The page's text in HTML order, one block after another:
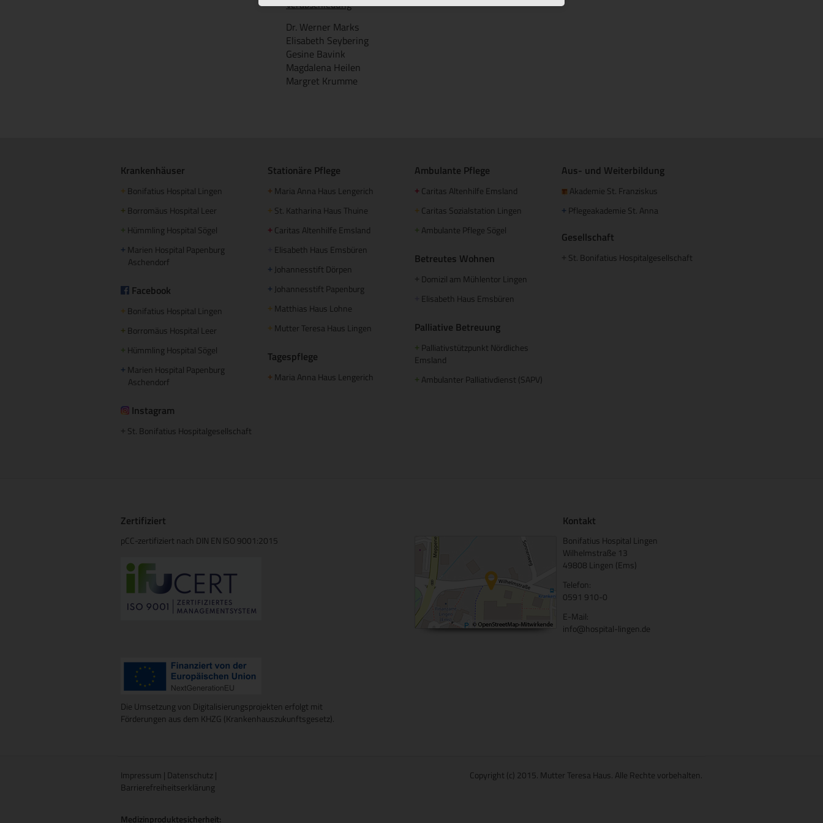
Verabschiedung
Dr. Werner Marks
Elisabeth Seybering
Gesine Bavink
Magdalena Heilen
Margret Krumme
Krankenhäuser
+ Bonifatius Hospital Lingen
+ Borromäus Hospital Leer
+ Hümmling Hospital Sögel
+ Marien Hospital Papenburg
Aschendorf
Facebook
+ Bonifatius Hospital Lingen
+ Borromäus Hospital Leer
+ Hümmling Hospital Sögel
+ Marien Hospital Papenburg
Aschendorf
Instagram
St. Bonifatius Hospitalgesellschaft
Stationäre Pflege
+ Maria Anna Haus Lengerich
+ St. Katharina Haus Thuine
+ Caritas Altenhilfe Emsland
Elisabeth Haus Emsbüren
+ Johannesstift Dörpen
+ Johannesstift Papenburg
+ Matthias Haus Lohne
+ Mutter Teresa Haus Lingen
Tagespflege
+ Maria Anna Haus Lengerich
Ambulante Pflege
+ Caritas Altenhilfe Emsland
+ Caritas Sozialstation Lingen
+ Ambulante Pflege Sögel
Betreutes Wohnen
Domizil am Mühlentor Lingen
Elisabeth Haus Emsbüren
Palliative Betreuung
+ Palliativstützpunkt Nördliches
Emsland
+ Ambulanter Palliativdienst (SAPV)
Aus- und Weiterbildung
Akademie St. Franziskus
+ Pflegeakademie St. Anna
Gesellschaft
St. Bonifatius Hospitalgesellschaft
Zertifiziert
pCC-zertifiziert nach DIN EN ISO 9001:2015
Die Umsetzung von Digitalisierungsprojekten erfolgt mit
Förderungen aus dem KHZG (Krankenhauszukunftsgesetz).
Kontakt
Bonifatius Hospital Lingen
Wilhelmstraße 13
49808 Lingen (Ems)
Telefon:
0591 910-0
E-Mail:
info@hospital-lingen.de
Impressum | Datenschutz|
Barrierefreiheitserklärung
Medizinproduktesicherheit:
Copyright (c) 2015. Mutter Teresa Haus. Alle Rechte vorbehalten.